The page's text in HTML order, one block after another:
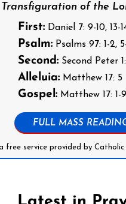
Transfiguration of the
First: Daniel 7: 9-10, 13-
Psalm: Psalms 97: 1-2,
Second: Second Peter
Alleluia: Matthew 17: 5
Gospel: Matthew 17: 1-9
FULL MASS
free service provided by